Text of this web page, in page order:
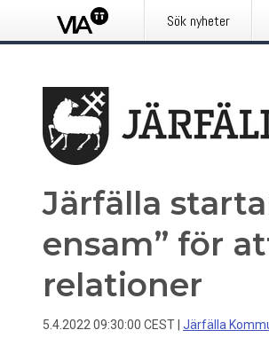
Sök nyheter
Järfälla
ensam” för
relationer
5.4.2022 09:30:00 CEST Järfälla